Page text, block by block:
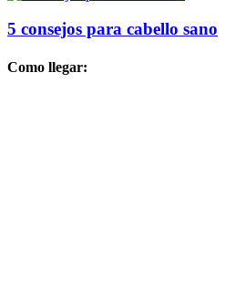
5 consejos para cabello sano
Como llegar: